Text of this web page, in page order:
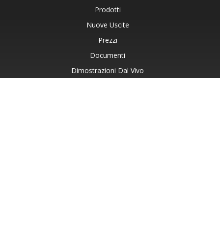
Prodotti
Nuove Uscite
Prezzi
Documenti
Dimostrazioni Dal Vivo